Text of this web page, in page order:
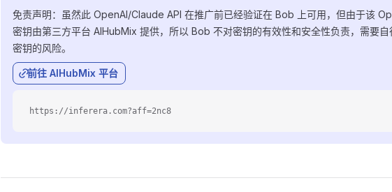
免责声明：虽然此 OpenAI/Claude API 在推广前已经验证在 Bob 上可用，但由于该
密钥由第三方平台 AIHubMix 提供，所以 Bob 不对密钥的有效性和安全性负责，需要自
密钥的风险。
前往 AIHubMix 平台
https://inferera.com?aff=2nc8